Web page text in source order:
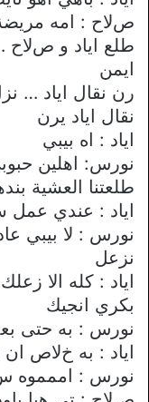
صﻻح : امه
طلع اياد و صﻻح
ايمن
رن نقال اياد …
نقال اياد يرن
اياد : اه بيبي
نورس: اهلين
طلعتنا العشية
اياد : عندي عمل
نورس : ﻻ بيبي
نزعل
اياد : كله اﻻ
بكري انجيك
نورس : به حتى
اياد : به خﻻص
نورس : اممموه